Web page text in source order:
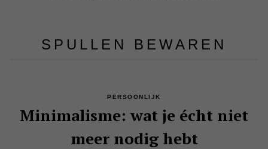
SPULLEN BEWAREN
PERSOONLIJK
Minimalisme: wat je écht niet
meer nodig hebt